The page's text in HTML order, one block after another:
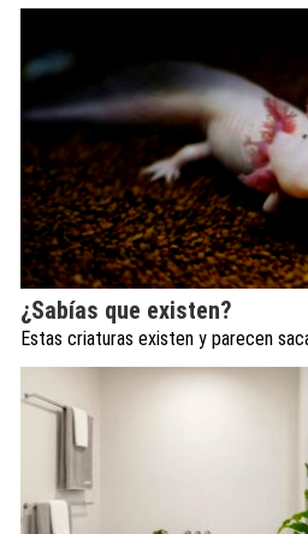
¿Sabías que existen?
Estas criaturas existen y parecen